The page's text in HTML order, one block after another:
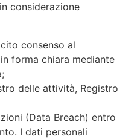
considerazione
consenso al
forma chiara mediante
delle attività, Registro
(Data Breach) entro
I dati personali